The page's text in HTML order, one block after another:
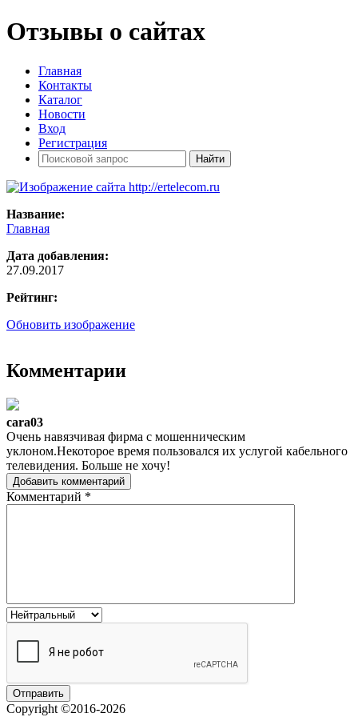
Отзывы о сайтах
Главная
Контакты
Каталог
Новости
Вход
Регистрация
Название:
Главная
Дата добавления:
27.09.2017
Рейтинг:
Обновить изображение
Комментарии
cara03
Очень навязчивая фирма с мошенническим
уклоном.Некоторое время пользовался их услугой кабельного
телевидения. Больше не хочу!
Добавить комментарий
Комментарий *
Copyright ©2016-2026